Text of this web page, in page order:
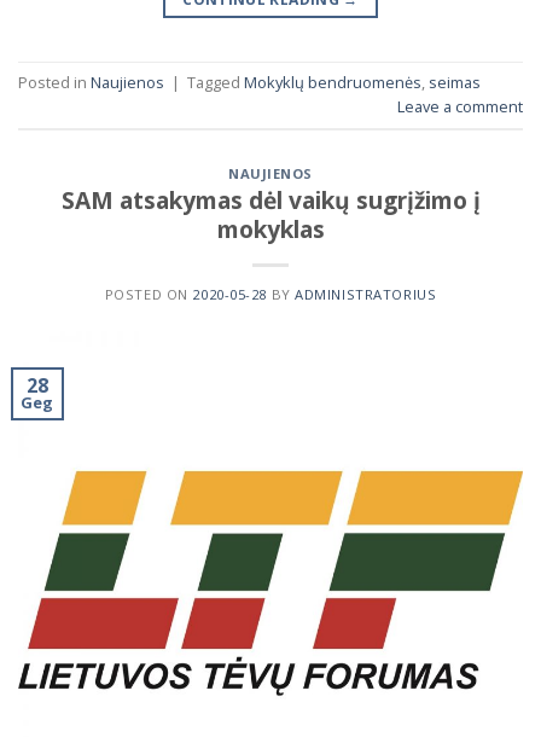
Posted in Naujienos | Tagged Mokyklų bendruomenės, seimas
Leave a comment
NAUJIENOS
SAM atsakymas dėl vaikų sugrįžimo į
mokyklas
POSTED ON 2020-05-28 BYADMINISTRATORIUS
28
Geg